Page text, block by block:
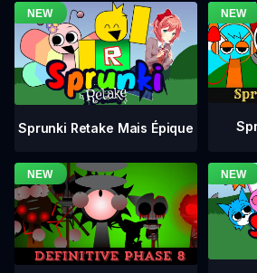
Sprunki Retake Mais Épique